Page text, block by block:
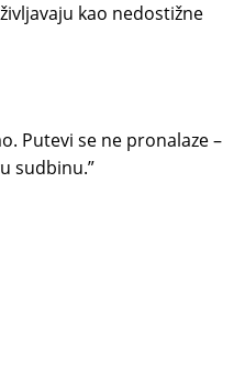
kao nedostižne
Putevi se ne pronalaze –
sudbinu.”